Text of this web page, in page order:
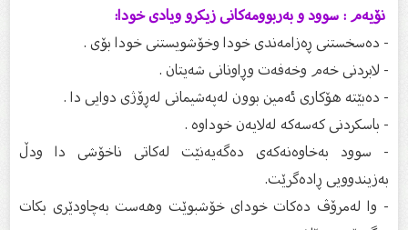
نۆیەم : سوود و بەربوومەکانی زیکرو ویادی خودا:
- دەسخستنی ڕەزامەندی خودا وخۆشویستنی خودا بۆی .
- لابردنی خەم وخەفەت وڕاونانی شەیتان .
- دەبێتە هۆکاری ئەمین بوون لەپەشیمانی لەڕۆژی دوایی دا .
- باسکردنی کەسەکە لەلایەن خوداوە .
- سوود بەخاوەنەکەی دەگەیەنێت لەکاتی ناخۆشی دا ودڵ
بەزیندوویی ڕادەگرێت.
- وا لەمرۆڤ دەکات خودای خۆشبوێت وهەست بەچاودێری بکات